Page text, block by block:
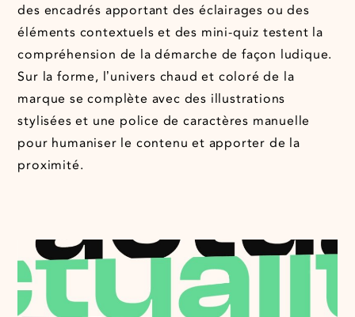
des encadrés apportant des éclairages ou des
éléments contextuels et des mini-quiz testent la
compréhension de la démarche de façon ludique.
Sur la forme, l’univers chaud et coloré de la
marque se complète avec des illustrations
stylisées et une police de caractères manuelle
pour humaniser le contenu et apporter de la
proximité.